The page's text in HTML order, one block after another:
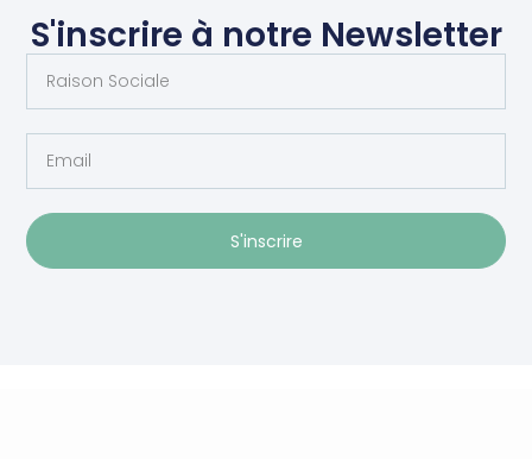
S'inscrire à notre Newsletter
S'inscrire